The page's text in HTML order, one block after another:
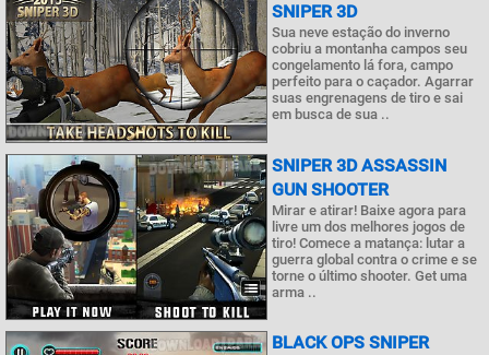
SNIPER 3D
Sua neve estação do inverno
cobriu a montanha campos seu
congelamento lá fora, campo
perfeito para o caçador. Agarrar
suas engrenagens de tiro e sai
em busca de sua ..
SNIPER 3D ASSASSIN
GUN SHOOTER
Mirar e atirar! Baixe agora para
livre um dos melhores jogos de
tiro! Comece a matança: lutar a
guerra global contra o crime e se
torne o último shooter. Get uma
arma ..
BLACK OPS SNIPER